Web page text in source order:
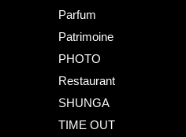
Parfum
Patrimoine
PHOTO
Restaurant
SHUNGA
TIME OUT